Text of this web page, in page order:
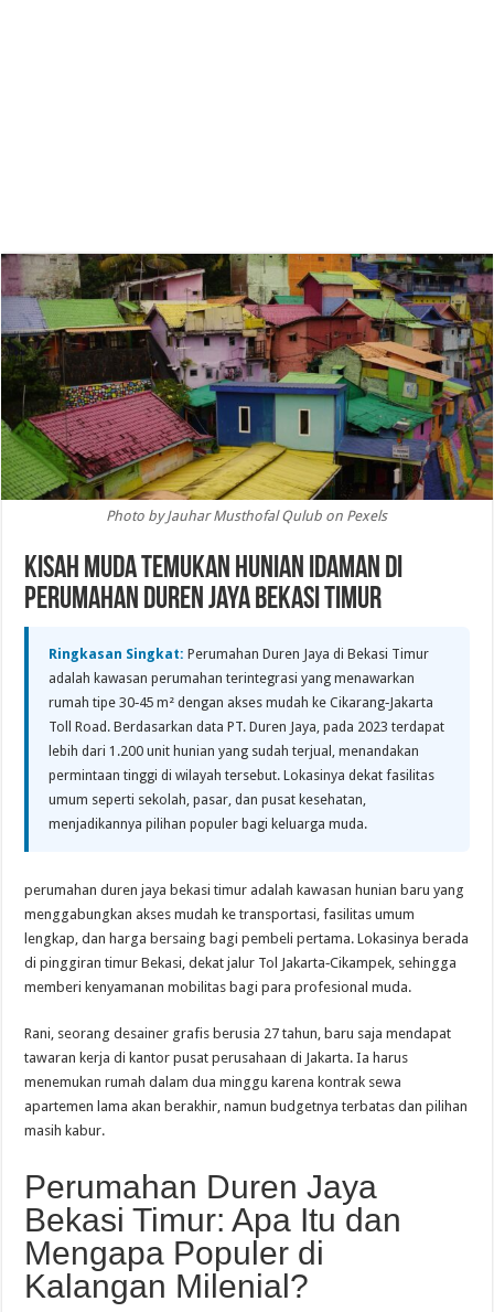
Photo by Jauhar Musthofal Qulub on Pexels
Kisah Muda Temukan Hunian Idaman di
Perumahan Duren Jaya Bekasi Timur
Ringkasan Singkat: Perumahan Duren Jaya di Bekasi Timur
adalah kawasan perumahan terintegrasi yang menawarkan
rumah tipe 30‑45 m² dengan akses mudah ke Cikarang‑Jakarta
Toll Road. Berdasarkan data PT. Duren Jaya, pada 2023 terdapat
lebih dari 1.200 unit hunian yang sudah terjual, menandakan
permintaan tinggi di wilayah tersebut. Lokasinya dekat fasilitas
umum seperti sekolah, pasar, dan pusat kesehatan,
menjadikannya pilihan populer bagi keluarga muda.
perumahan duren jaya bekasi timur adalah kawasan hunian baru yang
menggabungkan akses mudah ke transportasi, fasilitas umum
lengkap, dan harga bersaing bagi pembeli pertama. Lokasinya berada
di pinggiran timur Bekasi, dekat jalur Tol Jakarta‑Cikampek, sehingga
memberi kenyamanan mobilitas bagi para profesional muda.
Rani, seorang desainer grafis berusia 27 tahun, baru saja mendapat
tawaran kerja di kantor pusat perusahaan di Jakarta. Ia harus
menemukan rumah dalam dua minggu karena kontrak sewa
apartemen lama akan berakhir, namun budgetnya terbatas dan pilihan
masih kabur.
Perumahan Duren Jaya
Bekasi Timur: Apa Itu dan
Mengapa Populer di
Kalangan Milenial?